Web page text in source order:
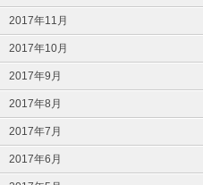
2017年11月
2017年10月
2017年9月
2017年8月
2017年7月
2017年6月